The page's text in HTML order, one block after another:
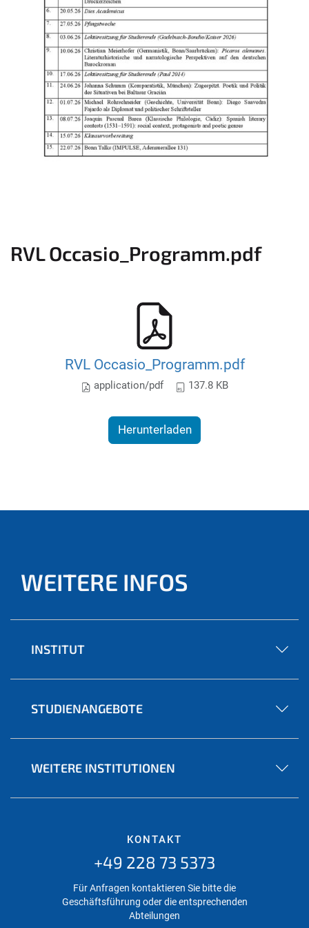
RVL Occasio_Programm.pdf
RVL Occasio_Programm.pdf
application/pdf 137.8 KB
Herunterladen
WEITERE INFOS
INSTITUT
STUDIENANGEBOTE
WEITERE INSTITUTIONEN
KONTAKT
+49 228 73 5373
Für Anfragen kontaktieren Sie bitte die
Geschäftsführung oder die entsprechenden
Abteilungen